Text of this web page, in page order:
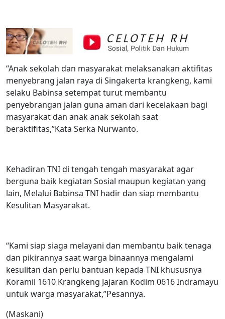
“Anak sekolah dan masyarakat melaksanakan aktifitas
menyebrang jalan raya di Singakerta krangkeng, kami
selaku Babinsa setempat turut membantu
penyebrangan jalan guna aman dari kecelakaan bagi
masyarakat dan anak anak sekolah saat
beraktifitas,”Kata Serka Nurwanto.
Kehadiran TNI di tengah tengah masyarakat agar
berguna baik kegiatan Sosial maupun kegiatan yang
lain, Melalui Babinsa TNI hadir dan siap membantu
Kesulitan Masyarakat.
“Kami siap siaga melayani dan membantu baik tenaga
dan pikirannya saat warga binaannya mengalami
kesulitan dan perlu bantuan kepada TNI khususnya
Koramil 1610 Krangkeng Jajaran Kodim 0616 Indramayu
untuk warga masyarakat,”Pesannya.
(Maskani)